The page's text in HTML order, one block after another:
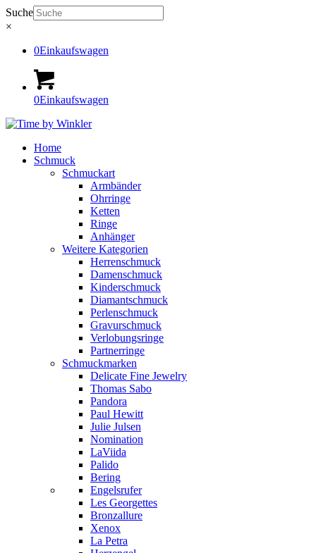
Suche
×
0Einkaufswagen
0Einkaufswagen
Home
Schmuck
Schmuckart
Armbänder
Ohrringe
Ketten
Ringe
Anhänger
Weitere Kategorien
Herrenschmuck
Damenschmuck
Kinderschmuck
Diamantschmuck
Perlenschmuck
Gravurschmuck
Verlobungsringe
Partnerringe
Schmuckmarken
Delicate Fine Jewelry
Thomas Sabo
Pandora
Paul Hewitt
Julie Julsen
Nomination
LaViida
Palido
Bering
Engelsrufer
Les Georgettes
Bronzallure
Xenox
La Petra